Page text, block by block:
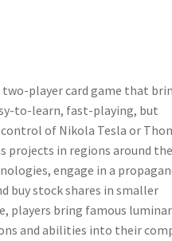
two-player card game that
to-learn, fast-playing, but
of Nikola Tesla or
projects in regions around the
engage in a
buy stock shares in smaller
players bring famous
and abilities into their